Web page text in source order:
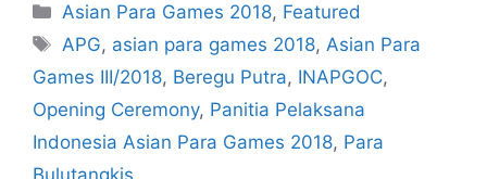
Asian Para Games 2018, Featured
APG, asian para games 2018, Asian Para
Games III/2018, Beregu Putra, INAPGOC,
Opening Ceremony, Panitia Pelaksana
Indonesia Asian Para Games 2018, Para
Bulutangkis